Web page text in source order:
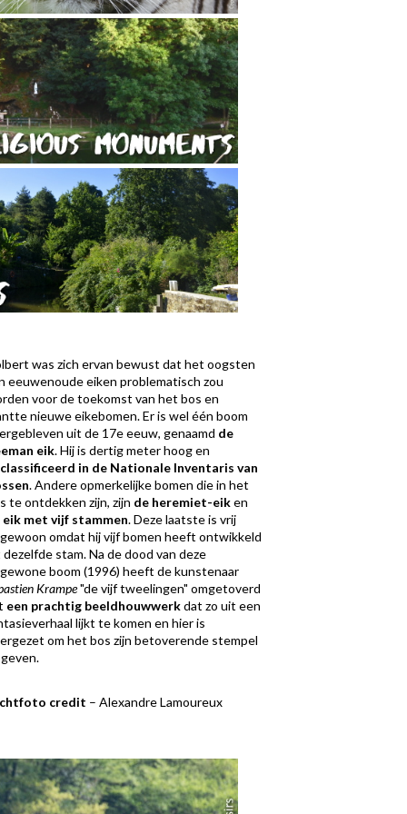
was zich ervan bewust dat het oogsten
eeuwenoude eiken problematisch zou
voor de toekomst van het bos en
nieuwe eikebomen. Er is wel één boom
uit de 17e eeuw, genaamd de
eik. Hij is dertig meter hoog en
in de Nationale Inventaris van
. Andere opmerkelijke bomen die in het
te ontdekken zijn, zijn de heremiet-eiken
eik met vijf stammen. Deze laatste is vrij
omdat hij vijf bomen heeft ontwikkeld
stam. Na de dood van deze
boom (1996) heeft de kunstenaar
Krampe"de vijf tweelingen" omgetoverd
een prachtig beeldhouwwerkdat zo uit een
lijkt te komen en hier is
om het bos zijn betoverende stempel
credit – Alexandre Lamoureux